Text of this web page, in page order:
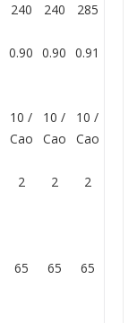
240 240 285
0.90 0.90 0.91
10 /
Cao
10 /
Cao
10 /
Cao
2 2 2
65 65 65